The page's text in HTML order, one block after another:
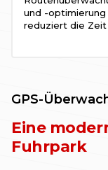
und -optimierung
reduziert die Zeit
GPS-
Eine
Fuhrpark